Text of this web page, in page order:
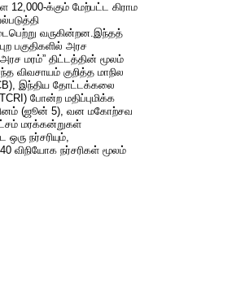
க்கும் மேற்பட்ட கிராம
வருகின்றன.இந்தத்
பகுதிகளில் அரச
மரம்” திட்டத்தின் மூலம்
குறித்த மாநில
இந்திய தோட்டக்கலை
போன்ற மதிப்புமிக்க
தினம் (ஜூன் 5), வன மகோற்சவ
மரக்கன்றுகள்
நர்சரியும்,
விநியோக நர்சரிகள் மூலம்